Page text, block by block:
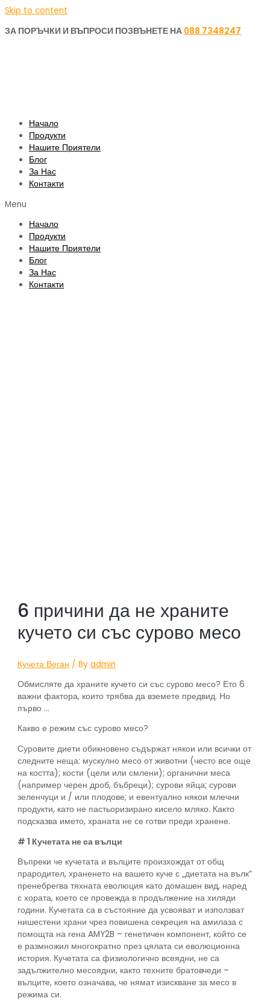
Skip to content
ЗА ПОРЪЧКИ И ВЪПРОСИ ПОЗВЪНЕТЕ НА 088 7348247
Начало
Продукти
Нашите Приятели
Блог
За Нас
Контакти
Menu
Начало
Продукти
Нашите Приятели
Блог
За Нас
Контакти
6 причини да не храните
кучето си със сурово месо
Кучета Веган / Byadmin
Обмисляте да храните кучето си със сурово месо? Ето 6
важни фактора, които трябва да вземете предвид. Но
първо …
Какво е режим със сурово месо?
Суровите диети обикновено съдържат някои или всички от
следните неща: мускулно месо от животни (често все още
на костта); кости (цели или смлени); органични меса
(например черен дроб, бъбреци); сурови яйца; сурови
зеленчуци и / или плодове; и евентуално някои млечни
продукти, като не пастьоризирано кисело мляко. Както
подсказва името, храната не се готви преди хранене.
# 1 Кучетата не са вълци
Въпреки че кучетата и вълците произхождат от общ
прародител, храненето на вашето куче с „диетата на вълк“
пренебрегва тяхната еволюция като домашен вид, наред
с хората, което се провежда в продължение на хиляди
години. Кучетата са в състояние да усвояват и използват
нишестени храни чрез повишена секреция на амилаза с
помощта на гена AMY2B – генетичен компонент, който се
е размножил многократно през цялата си еволюционна
история. Кучетата са физиологично всеядни, не са
задължително месоядни, както техните братовчеди –
вълците, което означава, че нямат изискване за месо в
режима си.